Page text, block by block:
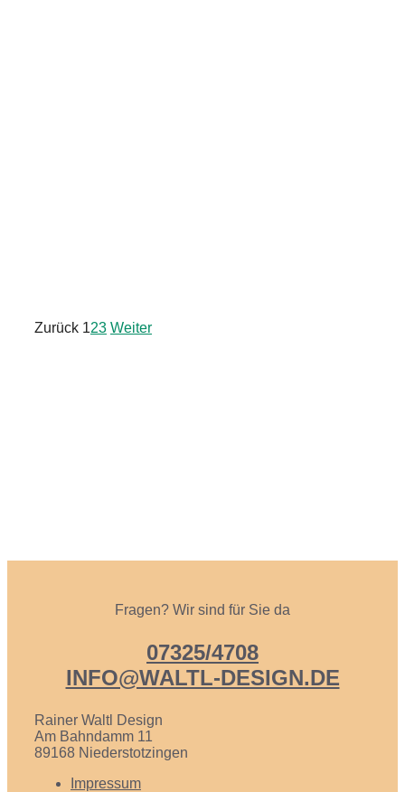
Zurück 123 Weiter
Fragen? Wir sind für Sie da
07325/4708
INFO@WALTL-DESIGN.DE
Rainer Waltl Design
Am Bahndamm 11
89168 Nieder­stotzingen
Impres­sum